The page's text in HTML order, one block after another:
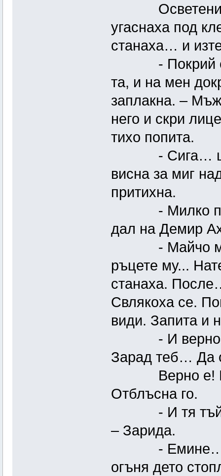
Осветени
угаснаха под
станаха… и
- Покрий са!
та, и на мен
заплакна. –
него и скри
тихо попита.
- Сига… ща
висна за миг
притихна.
- Милко
дал на Демир
- Майчо ми
ръцете му...
станаха.
Свлякоха се.
види. Запита и
- И верно да
Зарад теб… Да
Верно е! Що
Отблъсна го.
- И тя тъй
– Зарида.
- Емине… –
огъня дето